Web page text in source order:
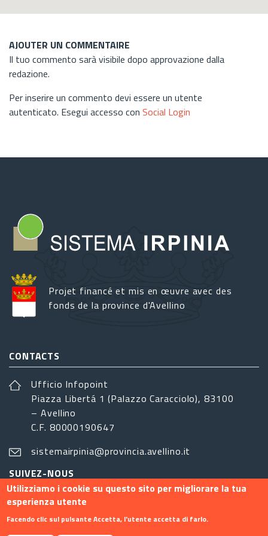
AJOUTER UN COMMENTAIRE
Il tuo commento sarà visibile dopo approvazione dalla
redazione.
Per inserire un commento devi essere un utente
autenticato. Esegui accesso con Social Login
Projet financé et mis en œuvre avec des
fonds de la province d'Avellino
CONTACTS
Ufficio Infopoint
Piazza Libertá 1 (Palazzo Caracciolo), 83100
– Avellino
C.F. 80000190647
sistemairpinia@provincia.avellino.it
SUIVEZ-NOUS
Utilizziamo i cookie su questo sito per migliorare la tua
esperienza utente
Facendo clic sul pulsante Accetta, l'utente accetta di farlo.